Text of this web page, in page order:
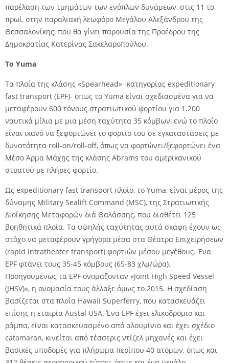
παρέλαση των τμημάτων των ενόπλων δυνάμεων, στις 11 το
πρωί, στην παραλιακή λεωφόρο Μεγάλου Αλεξάνδρου της
Θεσσαλονίκης, που θα γίνει παρουσία της Προέδρου της
Δημοκρατίας Κατερίνας Σακελαροπούλου.
To Yuma
Τα πλοία της κλάσης «Spearhead» -κατηγορίας expeditionary
fast transport (EPF)- όπως το Yuma είναι σχεδιασμένα για να
μεταφέρουν 600 τόνους στρατιωτικού φορτίου για 1.200
ναυτικά μίλια με μια μέση ταχύτητα 35 κόμβων, ενώ το πλοίο
είναι ικανό να ξεφορτώνει το φορτίο του σε εγκαταστάσεις με
δυνατότητα roll-on/roll-off, όπως να φορτώνει/ξεφορτώνει ένα
Μέσο Άρμα Μάχης της κλάσης Abrams του αμερικανικού
στρατού με πλήρες φορτίο.
Ως expeditionary fast transport πλοίο, το Yuma, είναι μέρος της
δύναμης Military Sealift Command (MSC), της Στρατιωτικής
Διοίκησης Μεταφορών διά Θαλάσσης, που διαθέτει 125
βοηθητικά πλοία. Τα υψηλής ταχύτητας αυτά σκάφη έχουν ως
στόχο να μεταφέρουν γρήγορα μέσα στα Θέατρα Επιχειρήσεων
(rapid intratheater transport) φορτιών μέσου μεγέθους. Ένα
EPF φτάνει τους 35-45 κόμβους (65-83 χλμ/ώρα).
Προηγουμένως τα EPF ονομάζονταν «Joint High Speed Vessel
(JHSV)», η ονομασία τους άλλαξε όμως το 2015. Η σχεδίαση
βασίζεται στα πλοία Hawaii Superferry, που κατασκευάζει
επίσης η εταιρία Austal USA. Ένα EPF έχει ελικοδρόμιο και
ράμπα, είναι κατασκευασμένο από αλουμίνιο και έχει σχέδιο
catamaran, κινείται από τέσσερις ντίζελ μηχανές και έχει
βασικές υποδομές για πλήρωμα περίπου 40 ατόμων, όπως και